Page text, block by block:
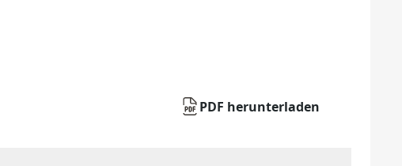
PDF herunterladen